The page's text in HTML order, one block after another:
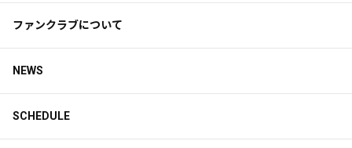
ファンクラブについて
NEWS
SCHEDULE